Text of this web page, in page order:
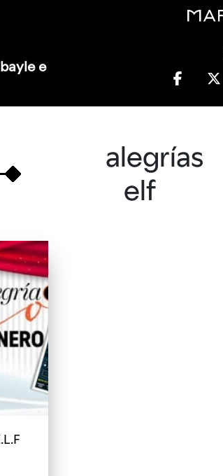
en W, lunes a viernes de 10 a 13
alegrías
elf